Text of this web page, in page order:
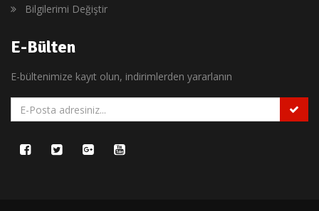
Bilgilerimi Değiştir
E-Bülten
E-bültenimize kayıt olun, indirimlerden yararlanın